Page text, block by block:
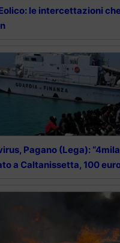
le intercettazioni
Pagano (Lega):
a Caltanissetta, 100